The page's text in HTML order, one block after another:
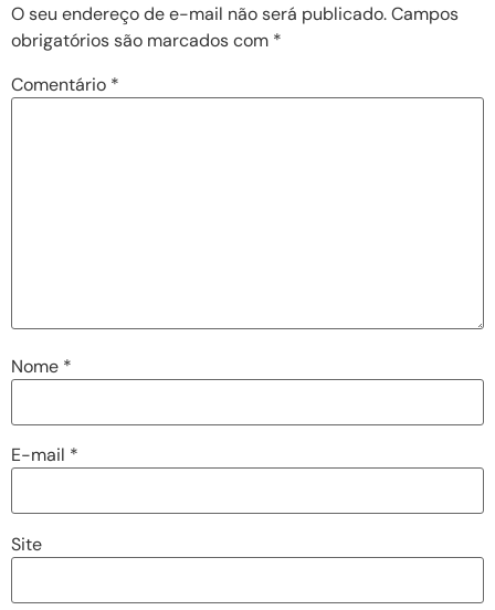
O seu endereço de e-mail não será publicado.Campos
obrigatórios são marcados com *
Comentário *
Nome *
E-mail *
Site